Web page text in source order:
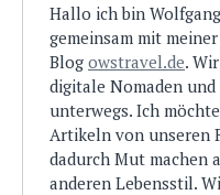
Hallo ich bin
gemeinsam mit
Blog owstravel.de.
digitale Nomaden
unterwegs. Ich
Artikeln von unseren
dadurch Mut machen
anderen Lebensstil.